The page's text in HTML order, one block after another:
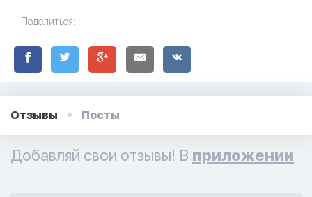
Поделиться:
Отзывы Посты
Добавляй свои отзывы! В приложении